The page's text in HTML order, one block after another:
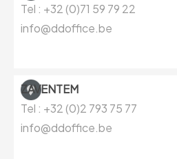
Tel : +32 (0)71 59 79 22
info@ddoffice.be
ZAVENTEM
Tel : +32 (0)2 793 75 77
info@ddoffice.be